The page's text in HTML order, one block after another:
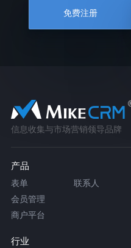
免费注册
信息收集与市场营销领导品牌
产品
表单 联系人
会员管理
商户平台
行业